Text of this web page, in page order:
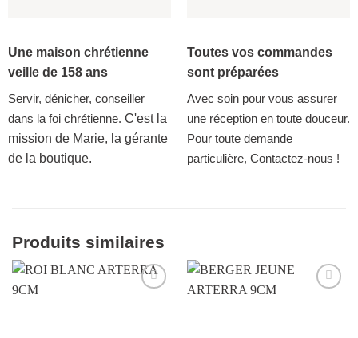
Une maison chrétienne
veille de 158 ans
Servir, dénicher, conseiller
dans la foi chrétienne. C'est la
mission de Marie, la gérante
de la boutique.
Toutes vos commandes
sont préparées
Avec soin pour vous assurer
une réception en toute douceur.
Pour toute demande
particulière, Contactez-nous !
Produits similaires